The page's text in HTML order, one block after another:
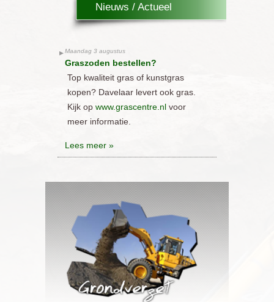
Nieuws / Actueel
Maandag 3 augustus
Graszoden bestellen?
Top kwaliteit gras of kunstgras
kopen? Davelaar levert ook gras.
Kijk op www.grascentre.nl voor
meer informatie.
Lees meer »